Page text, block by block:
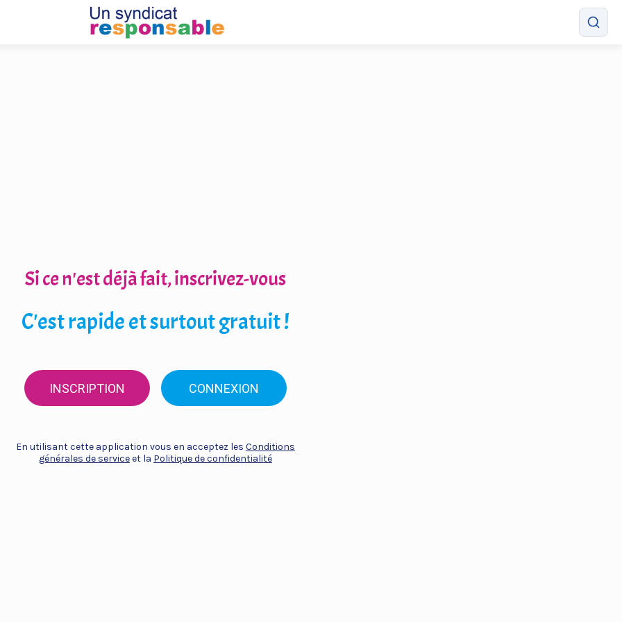
Si ce n'est déjà fait, inscrivez-vous
C'est rapide et surtout gratuit !
INSCRIPTION CONNEXION
En utilisant cette application vous en acceptez les Conditions
générales de serviceet la Politique de confidentialité